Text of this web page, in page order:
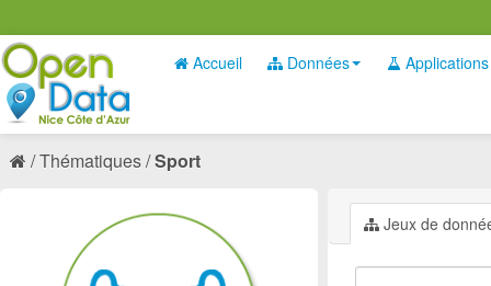
Accueil Données Applications
Thématiques Sport
Jeux de